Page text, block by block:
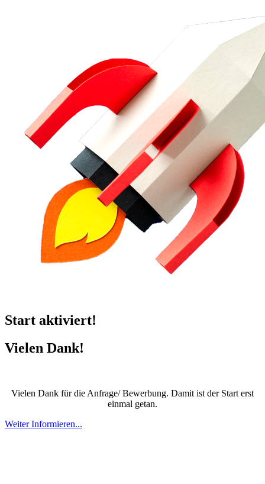
Start aktiviert!
Vielen Dank!
Vielen Dank für die Anfrage/ Bewerbung. Damit ist der Start erst
einmal getan.
Weiter Informieren...